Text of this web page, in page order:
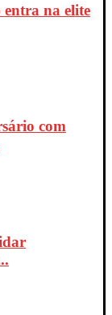
na elite
com